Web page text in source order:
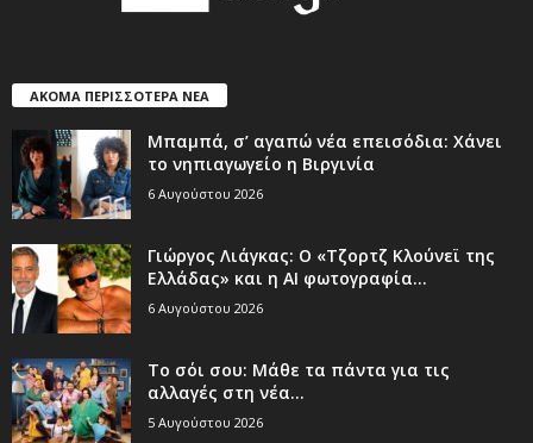
ΑΚΟΜΑ ΠΕΡΙΣΣΟΤΕΡΑ ΝΕΑ
Μπαμπά, σ’ αγαπώ νέα επεισόδια: Χάνει
το νηπιαγωγείο η Βιργινία
6 Αυγούστου 2026
Γιώργος Λιάγκας: Ο «Τζορτζ Κλούνεϊ της
Ελλάδας» και η AI φωτογραφία...
6 Αυγούστου 2026
Το σόι σου: Μάθε τα πάντα για τις
αλλαγές στη νέα...
5 Αυγούστου 2026